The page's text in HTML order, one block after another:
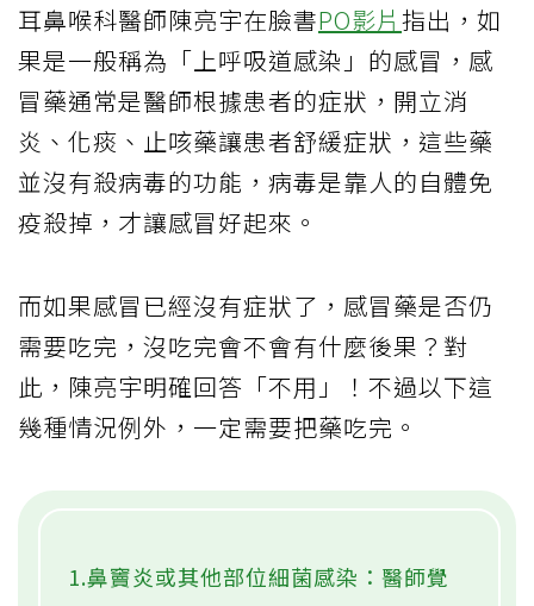
耳鼻喉科醫師陳亮宇在臉書PO影片 指出，如
果是一般稱為「上呼吸道感染」的感冒，感
冒藥通常是醫師根據患者的症狀，開立消
炎、化痰、止咳藥讓患者舒緩症狀，這些藥
並沒有殺病毒的功能，病毒是靠人的自體免
疫殺掉，才讓感冒好起來。
而如果感冒已經沒有症狀了，感冒藥是否仍
需要吃完，沒吃完會不會有什麼後果？對
此，陳亮宇明確回答「不用」！不過以下這
幾種情況例外，一定需要把藥吃完。
1.鼻竇炎或其他部位細菌感染：醫師覺